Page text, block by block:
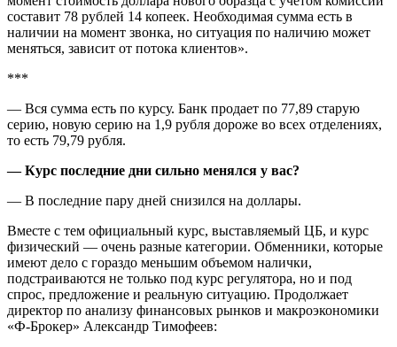
составит 78 рублей 14 копеек. Необходимая сумма есть в
наличии на момент звонка, но ситуация по наличию может
меняться, зависит от потока клиентов».
***
— Вся сумма есть по курсу. Банк продает по 77,89 старую
серию, новую серию на 1,9 рубля дороже во всех отделениях,
то есть 79,79 рубля.
— Курс последние дни сильно менялся у вас?
— В последние пару дней снизился на доллары.
Вместе с тем официальный курс, выставляемый ЦБ, и курс
физический — очень разные категории. Обменники, которые
имеют дело с гораздо меньшим объемом налички,
подстраиваются не только под курс регулятора, но и под
спрос, предложение и реальную ситуацию. Продолжает
директор по анализу финансовых рынков и макроэкономики
«Ф-Брокер» Александр Тимофеев: